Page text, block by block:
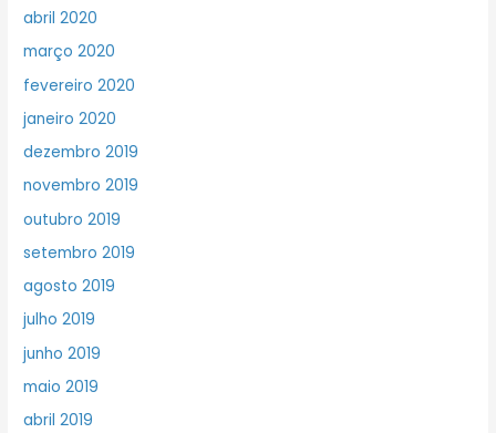
abril 2020
março 2020
fevereiro 2020
janeiro 2020
dezembro 2019
novembro 2019
outubro 2019
setembro 2019
agosto 2019
julho 2019
junho 2019
maio 2019
abril 2019